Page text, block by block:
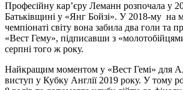
Професійну кар’єру Леманн розпочала у
Батьківщині у «Янг Бойзі». У 2018-му на
чемпіонаті світу вона забила два голи та
«Вест Гему», підписавши з
серпні того ж року.
Найкращим моментом у «Вест Гемі» для
виступ у Кубку Англії 2019 року. У тому